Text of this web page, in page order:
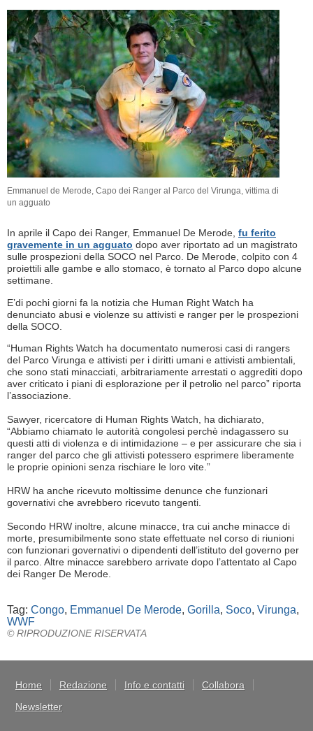
Emmanuel de Merode, Capo dei Ranger al Parco del Virunga, vittima di
un agguato
In aprile il Capo dei Ranger, Emmanuel De Merode, fu ferito
gravemente in un agguato dopo aver riportato ad un magistrato
sulle prospezioni della SOCO nel Parco. De Merode, colpito con 4
proiettili alle gambe e allo stomaco, è tornato al Parco dopo alcune
settimane.
E’di pochi giorni fa la notizia che Human Right Watch ha
denunciato abusi e violenze su attivisti e ranger per le prospezioni
della SOCO.
“Human Rights Watch ha documentato numerosi casi di rangers
del Parco Virunga e attivisti per i diritti umani e attivisti ambientali,
che sono stati minacciati, arbitrariamente arrestati o aggrediti dopo
aver criticato i piani di esplorazione per il petrolio nel parco” riporta
l’associazione.
Sawyer, ricercatore di Human Rights Watch, ha dichiarato,
“Abbiamo chiamato le autorità congolesi perchè indagassero su
questi atti di violenza e di intimidazione – e per assicurare che sia i
ranger del parco che gli attivisti potessero esprimere liberamente
le proprie opinioni senza rischiare le loro vite.”
HRW ha anche ricevuto moltissime denunce che funzionari
governativi che avrebbero ricevuto tangenti.
Secondo HRW inoltre, alcune minacce, tra cui anche minacce di
morte, presumibilmente sono state effettuate nel corso di riunioni
con funzionari governativi o dipendenti dell’istituto del governo per
il parco. Altre minacce sarebbero arrivate dopo l’attentato al Capo
dei Ranger De Merode.
Tag: Congo, Emmanuel De Merode, Gorilla, Soco, Virunga,
WWF
© RIPRODUZIONE RISERVATA
Home Redazione Info e contatti
Collabora
Newsletter